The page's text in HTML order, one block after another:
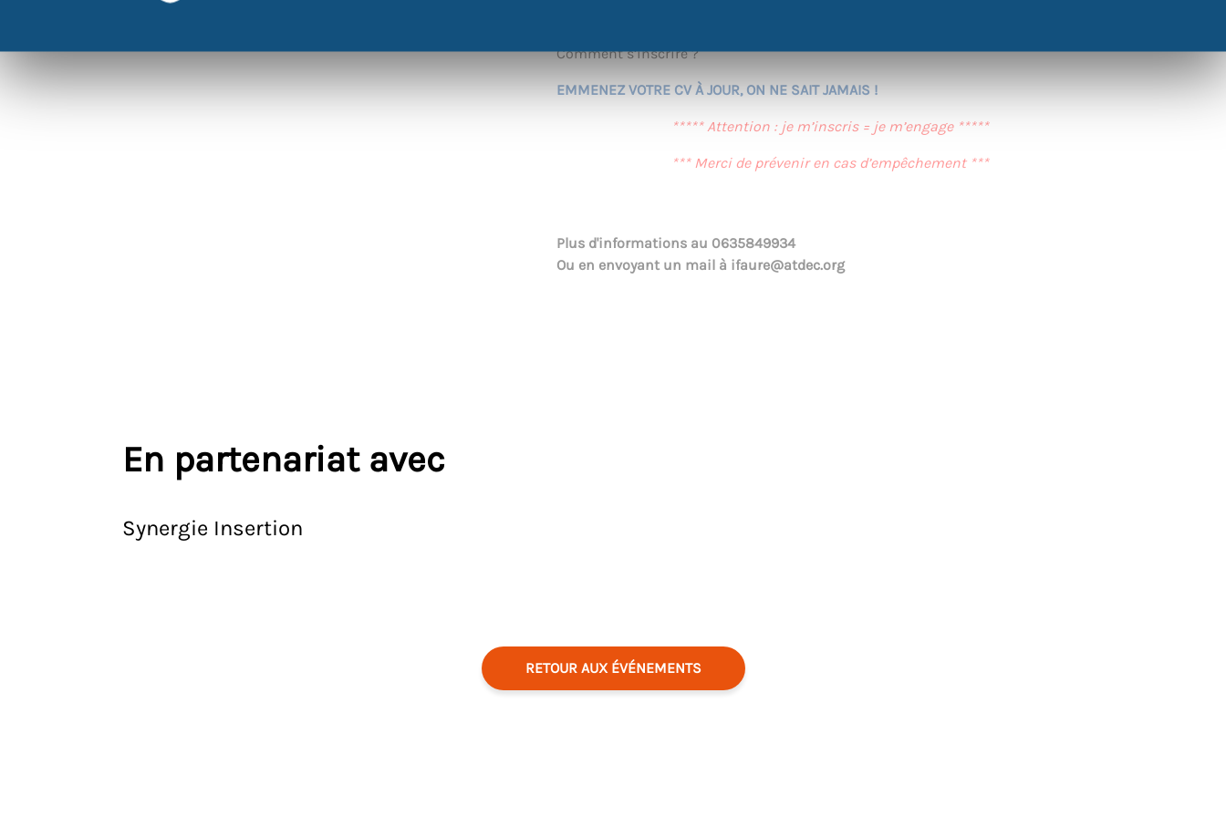
Comment s’inscrire ?
EMMENEZ VOTRE CV À JOUR, ON NE SAIT JAMAIS !
***** Attention : je m’inscris = je m’engage *****
*** Merci de prévenir en cas d’empêchement ***
Plus d'informations au 0635849934
Ou en envoyant un mail à ifaure@atdec.org
En partenariat avec
Synergie Insertion
RETOUR AUX ÉVÉNEMENTS